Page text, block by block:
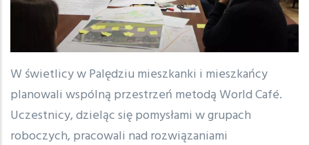
W świetlicy w Palędziu mieszkanki i mieszkańcy
planowali wspólną przestrzeń metodą World Café.
Uczestnicy, dzieląc się pomysłami w grupach
roboczych, pracowali nad rozwiązaniami